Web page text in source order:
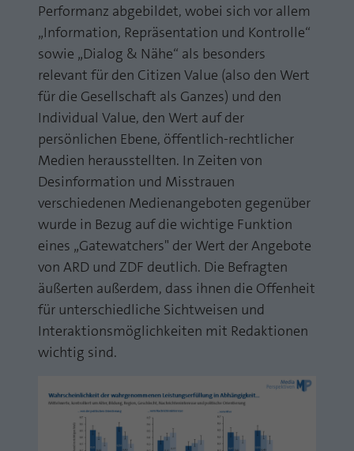
Performanz abgebildet, wobei sich vor allem
„Information, Repräsentation und Kontrolle“
sowie „Dialog & Nähe“ als besonders
relevant für den Citizen Value (also den Wert
für die Gesellschaft als Ganzes) und den
Individual Value, den Wert auf der
persönlichen Ebene, öffentlich-rechtlicher
Medien herausstellten. In Zeiten von
Desinformation und Misstrauen
verschiedenen Medienangeboten gegenüber
wurde in Bezug auf die wichtige Funktion
eines „Gatewatchers" der Wert der Angebote
von ARD und ZDF deutlich. Die Befragten
äußerten außerdem, dass ihnen die Offenheit
für unterschiedliche Sichtweisen und
Interaktionsmöglichkeiten mit Redaktionen
wichtig sind.